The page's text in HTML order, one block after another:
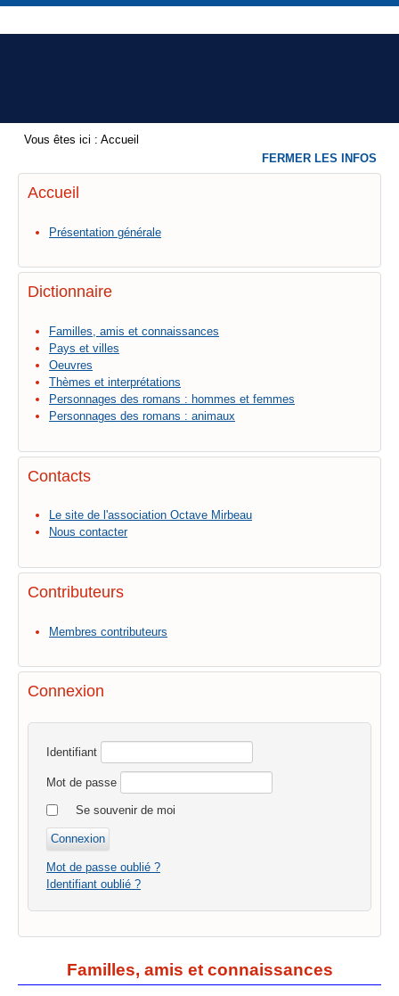
Vous êtes ici : Accueil
Accueil
Présentation générale
Dictionnaire
Familles, amis et connaissances
Pays et villes
Oeuvres
Thèmes et interprétations
Personnages des romans : hommes et femmes
Personnages des romans : animaux
Contacts
Le site de l'association Octave Mirbeau
Nous contacter
Contributeurs
Membres contributeurs
Connexion
Identifiant
Mot de passe
Se souvenir de moi
Mot de passe oublié ?
Identifiant oublié ?
Familles, amis et connaissances
FERMER LES INFOS